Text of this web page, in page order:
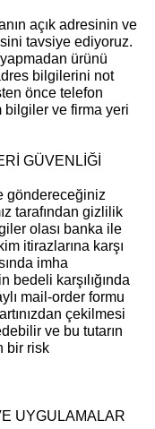
açık adresinin ve
tavsiye ediyoruz.
ürünü
bilgilerini not
önce telefon
bilgiler ve firma yeri
GÜVENLİĞİ
göndereceğiniz
tarafından gizlilik
olası banka ile
itirazlarına karşı
imha
karşılığında
mail-order formu
çekilmesi
ve bu tutarın
bir risk
UYGULAMALAR